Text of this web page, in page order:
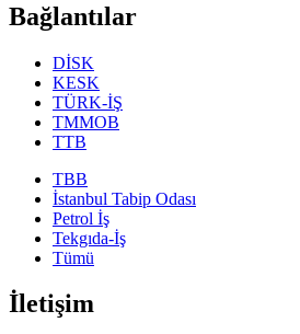
Bağlantılar
DİSK
KESK
TÜRK-İŞ
TMMOB
TTB
TBB
İstanbul Tabip Odası
Petrol İş
Tekgıda-İş
Tümü
İletişim